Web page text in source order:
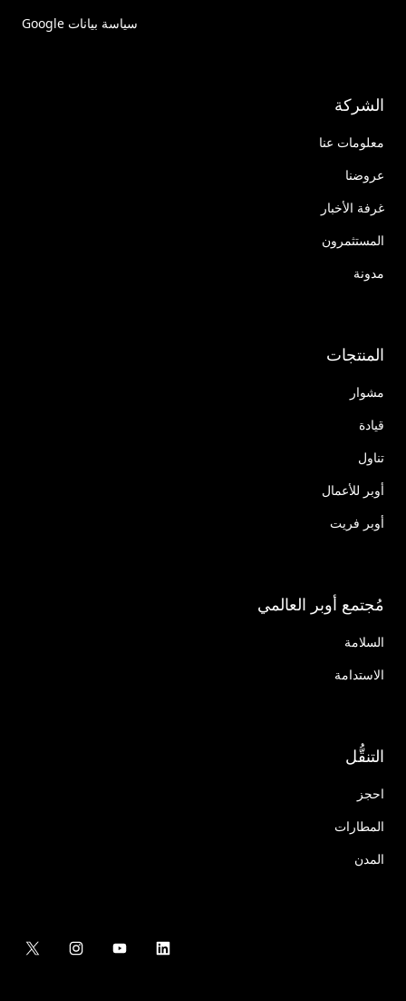
سياسة بيانات Google
الشركة
معلومات عنا
عروضنا
غرفة الأخبار
المستثمرون
مدونة
المنتجات
مشوار
قيادة
تناول
أوبر للأعمال
أوبر فريت
مُجتمع أوبر العالمي
السلامة
الاستدامة
التنقُّل
احجز
المطارات
المدن